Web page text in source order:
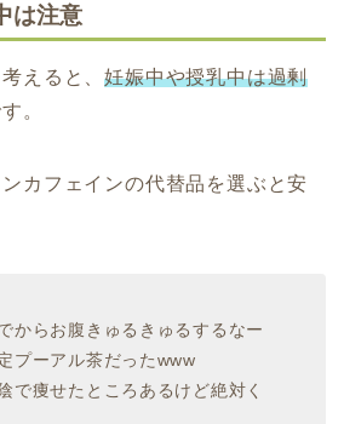
は注意
えると、妊娠中や授乳中は過剰
。
カフェインの代替品を選ぶと安
からお腹きゅるきゅるするなー
プーアル茶だったwww
で痩せたところあるけど絶対く